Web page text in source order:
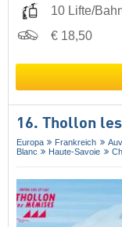
10 Lifte/
€ 18,50
16. Thollon
Europa Frankreich
Blanc
Haute-Savoie